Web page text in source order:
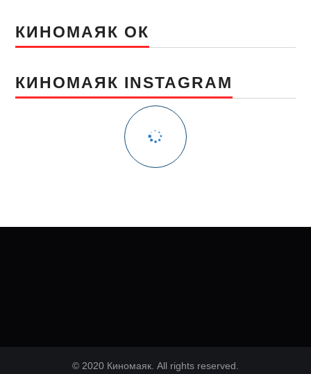
КИНОМАЯК ОК
КИНОМАЯК INSTAGRAM
© 2020 Киномаяк. All rights reserved.